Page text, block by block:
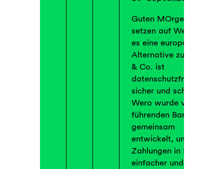
Guten MOrgen, wir
setzen auf Wero, weil
es eine europäische
Alternative zu PayPal
& Co. ist
datenschutzfreundlich,
sicher und schnell.
Wero wurde von
führenden Banken
gemeinsam
entwickelt, um
Zahlungen in Europa
einfacher und